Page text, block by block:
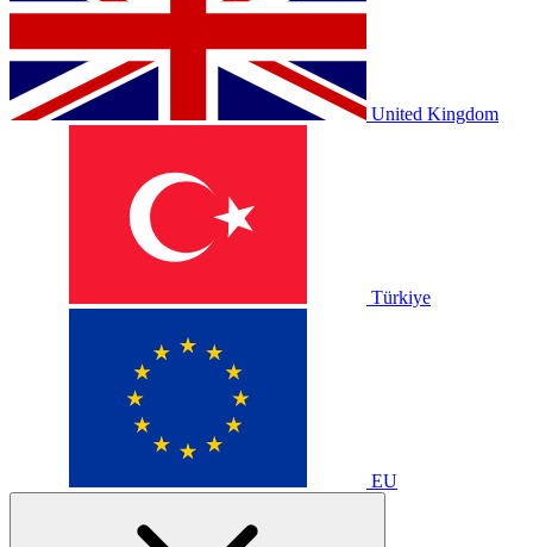
United Kingdom
Türkiye
EU